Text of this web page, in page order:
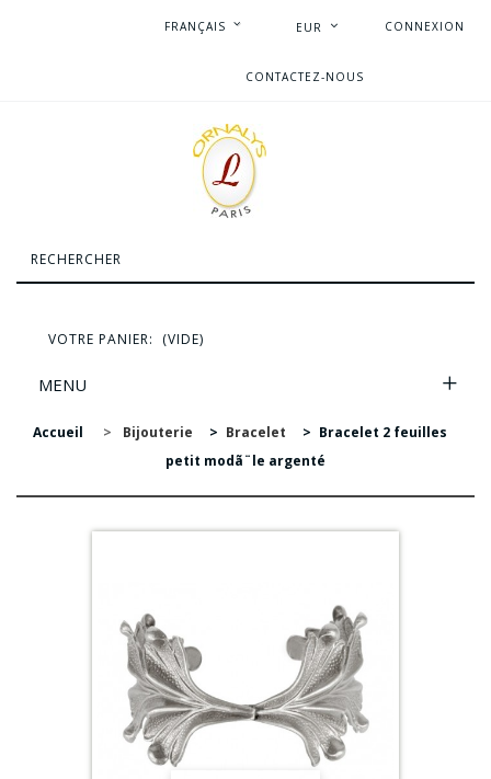
CONNEXION
EUR
FRANÇAIS
CONTACTEZ-NOUS
VOTRE PANIER: (VIDE)
MENU
Accueil > Bijouterie > Bracelet > Bracelet 2 feuilles
petit modã¨le argenté